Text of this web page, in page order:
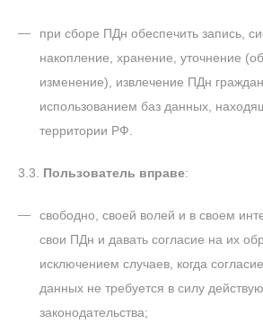
при сборе ПДн обеспечить запись,
накопление, хранение, уточнение
изменение), извлечение ПДн
использованием баз данных,
территории РФ.
3.3. Пользователь вправе:
свободно, своей волей и в своем
свои ПДн и давать согласие на их
исключением случаев, когда
данных не требуется в силу
законодательства;